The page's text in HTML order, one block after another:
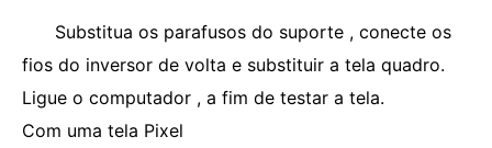
Substitua os parafusos do suporte , conecte os
fios do inversor de volta e substituir a tela quadro.
Ligue o computador , a fim de testar a tela.
Com uma tela Pixel